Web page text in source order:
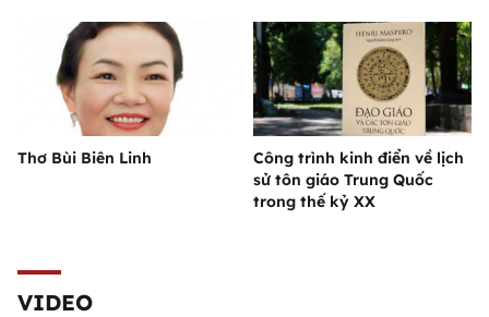
Thơ Bùi Biên Linh
Công trình kinh điển về lịch
sử tôn giáo Trung Quốc
trong thế kỷ XX
VIDEO